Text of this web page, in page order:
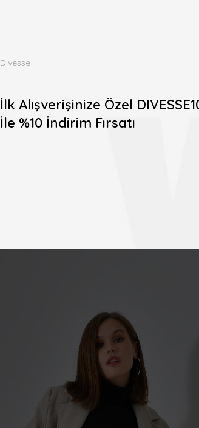
Divesse
İlk Alışverişinize Özel
İle %10 İndirim Fırsatı